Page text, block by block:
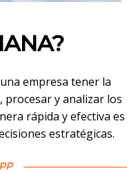
empresa tener la
procesar y analizar los
rápida y efectiva es
estratégicas.